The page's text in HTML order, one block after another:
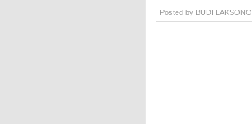
Posted by BUDI LAKSONO